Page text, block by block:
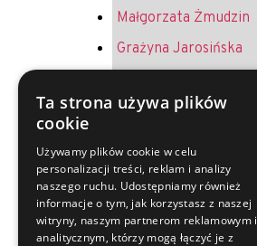
Małgorzata Żmudzin
Grażyna Jarosińska
Andrzej Jureczek
Jerzy Oruba
Ryszard Merkel
Sławoj Kapitański
Ta strona używa plików
cookie
Używamy plików cookie w celu
personalizacji treści, reklam i analizy
naszego ruchu. Udostępniamy również
informacje o tym, jak korzystasz z naszej
witryny, naszym partnerom reklamowym i
analitycznym, którzy mogą łączyć je z